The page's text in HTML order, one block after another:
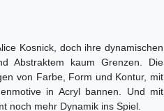
Kosnick, doch ihre dynamischen
Abstraktem kaum Grenzen. Die
von Farbe, Form und Kontur, mit
in Acryl bannen. Und mit
noch mehr Dynamik ins Spiel.